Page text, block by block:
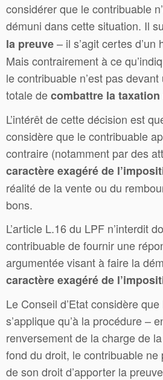
considérer que le contribuable
démuni dans cette situation. Il
la preuve– il s’agit certes
Mais contrairement à ce
le contribuable n’est pas
totale decombattre la taxation
L’intérêt de cette décision est
considère que le contribuable
contraire (notamment par des
caractère exagéré de
réalité de la vente ou du
bons.
L’article L.16 du LPF n’interdit
contribuable de fournir une
argumentée visant à faire la
caractère exagéré de
Le Conseil d’Etat considère
s’applique qu’à la procédure –
renversement de la charge de
fond du droit, le contribuable ne
de son droit d’apporter la